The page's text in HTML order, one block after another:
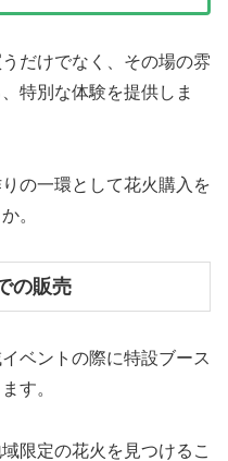
だけでなく、その場の雰
特別な体験を提供しま
の一環として花火購入を
。
の販売
ベントの際に特設ブース
す。
限定の花火を見つけるこ